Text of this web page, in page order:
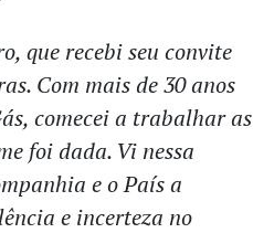
que recebi seu convite
Com mais de 30 anos
comecei a trabalhar as
foi dada. Vi nessa
e o País a
e incerteza no